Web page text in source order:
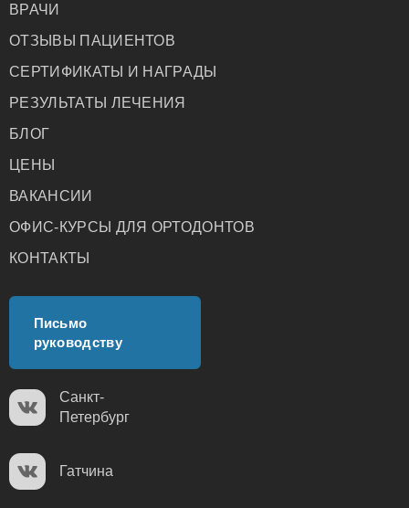
ВРАЧИ
ОТЗЫВЫ ПАЦИЕНТОВ
СЕРТИФИКАТЫ И НАГРАДЫ
РЕЗУЛЬТАТЫ ЛЕЧЕНИЯ
БЛОГ
ЦЕНЫ
ВАКАНСИИ
ОФИС-КУРСЫ ДЛЯ ОРТОДОНТОВ
КОНТАКТЫ
Письмо
руководству
Санкт-
Петербург
Гатчина